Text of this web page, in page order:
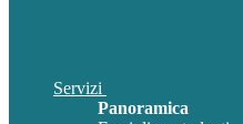
Servizi
Panoramica